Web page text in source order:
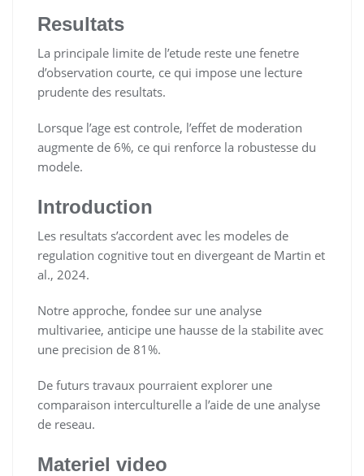
Resultats
La principale limite de l’etude reste une fenetre
d’observation courte, ce qui impose une lecture
prudente des resultats.
Lorsque l’age est controle, l’effet de moderation
augmente de 6%, ce qui renforce la robustesse du
modele.
Introduction
Les resultats s’accordent avec les modeles de
regulation cognitive tout en divergeant de Martin et
al., 2024.
Notre approche, fondee sur une analyse
multivariee, anticipe une hausse de la stabilite avec
une precision de 81%.
De futurs travaux pourraient explorer une
comparaison interculturelle a l’aide de une analyse
de reseau.
Materiel video